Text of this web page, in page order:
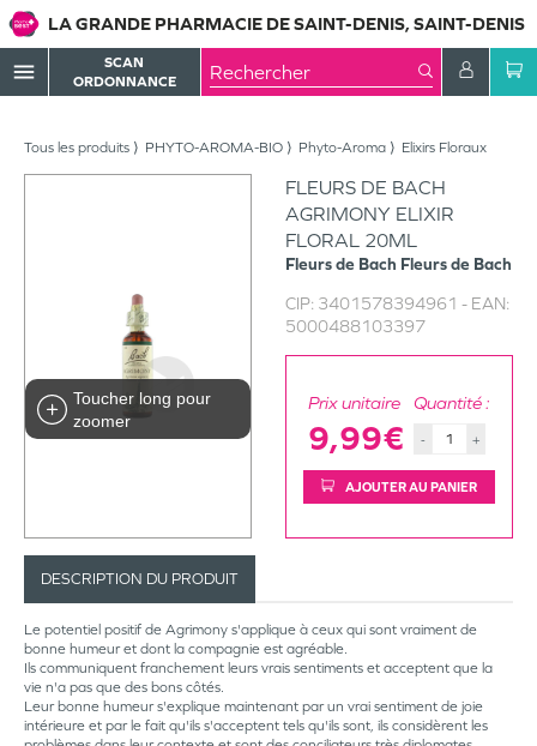
LA GRANDE PHARMACIE DE SAINT-DENIS, SAINT-DENIS
menu
SCAN
ORDONNANCE
Tous les produits PHYTO-AROMA-BIO Phyto-Aroma Elixirs Floraux
Toucher long pour
zoomer
FLEURS DE BACH
AGRIMONY ELIXIR
FLORAL 20ML
Fleurs de Bach Fleurs de Bach
CIP: 3401578394961 - EAN:
5000488103397
Prix unitaire
9,99€
Quantité :
- +
AJOUTER AU PANIER
DESCRIPTION DU PRODUIT
Le potentiel positif de Agrimony s'applique à ceux qui sont vraiment de
bonne humeur et dont la compagnie est agréable.
Ils communiquent franchement leurs vrais sentiments et acceptent que la
vie n'a pas que des bons côtés.
Leur bonne humeur s'explique maintenant par un vrai sentiment de joie
intérieure et par le fait qu'ils s'acceptent tels qu'ils sont, ils considèrent les